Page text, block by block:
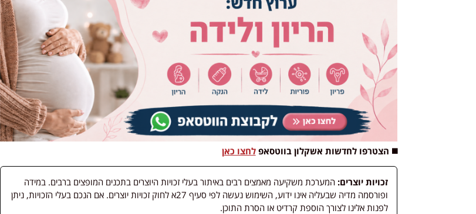
◼️ הצטרפו לחדשות אשקלון בווטסאפלחצו כאן
זכויות יוצרים: המערכת משקיעה מאמצים רבים באיתור בעלי זכויות היוצרים בתכנים המופצים ברבים. במידה
ופורסמה מדיה שבעליה אינו ידוע, השימוש נעשה לפי סעיף 27א לחוק זכויות יוצרים. אם הנכם בעלי הזכויות, ניתן
לפנות אלינו לצורך הוספת קרדיט או הסרת התוכן.